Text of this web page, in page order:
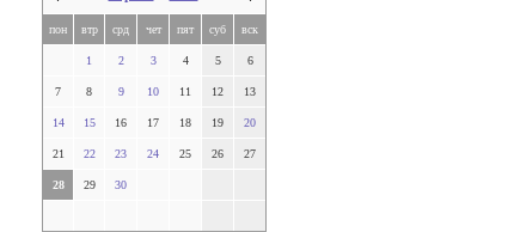
пон втр срд чет пят суб вск
1 2 3 4 5 6
7 8 9 10 11 12 13
14 15 16 17 18 19 20
21 22 23 24 25 26 27
28 29 30